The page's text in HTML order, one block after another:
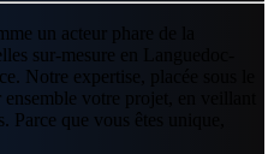
un acteur phare de la
sur-mesure en Languedoc-
Notre expertise, placée sous le
ensemble votre projet, en veillant
Parce que vous êtes unique,